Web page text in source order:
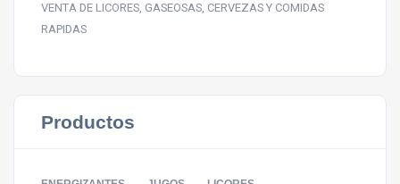
VENTA DE LICORES, GASEOSAS, CERVEZAS Y COMIDAS
RAPIDAS
Productos